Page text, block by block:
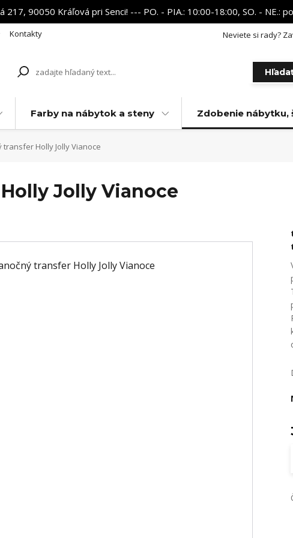
217, 90050 Kráľová pri Senci! --- PO. - PIA.: 10:00-18:00, SO. -
Kontakty Neviete si rady?
Farby na nábytok a steny Zdobenie nábytku,
transfer Holly Jolly Vianoce
Jolly Vianoce